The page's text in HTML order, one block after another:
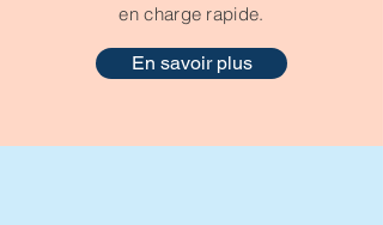
en charge rapide.
En savoir plus